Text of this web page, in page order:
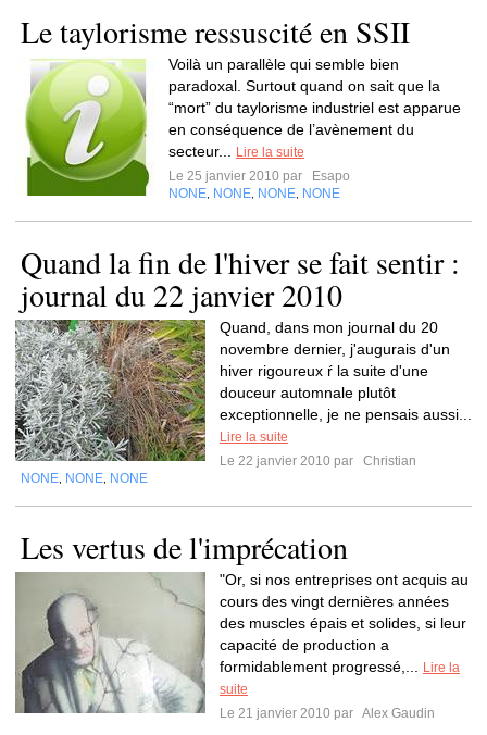
Le taylorisme ressuscité en SSII
Voilà un parallèle qui semble bien
paradoxal. Surtout quand on sait que la
“mort” du taylorisme industriel est apparue
en conséquence de l’avènement du
secteur...
Lire la suite
Le 25 janvier 2010 par
Esapo
NONE NONE NONE NONE
Quand la fin de l'hiver se fait sentir :
journal du 22 janvier 2010
Quand, dans mon journal du 20
novembre dernier, j'augurais d'un
hiver rigoureux ŕ la suite d'une
douceur automnale plutôt
exceptionnelle, je ne pensais aussi...
Lire la suite
Le 22 janvier 2010 par
Christian
NONE NONE NONE
Les vertus de l'imprécation
"Or, si nos entreprises ont acquis au
cours des vingt dernières années
des muscles épais et solides, si leur
capacité de production a
formidablement progressé,...
Lire la
suite
Le 21 janvier 2010 par Alex Gaudin